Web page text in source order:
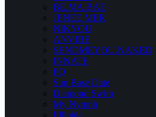
BE.MA.BAE
JENEE MER
NIKYOU
ANVIBE
SENDMEYOU.NAKED
INNATE
PQ
Sun Base Date
Diamond Swim
My Nymph
Ellinida